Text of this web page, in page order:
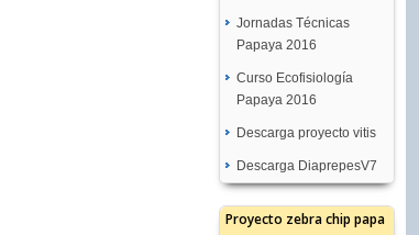
Jornadas Técnicas
Papaya 2016
Curso Ecofisiología
Papaya 2016
Descarga proyecto vitis
Descarga DiaprepesV7
Proyecto zebra chip papa